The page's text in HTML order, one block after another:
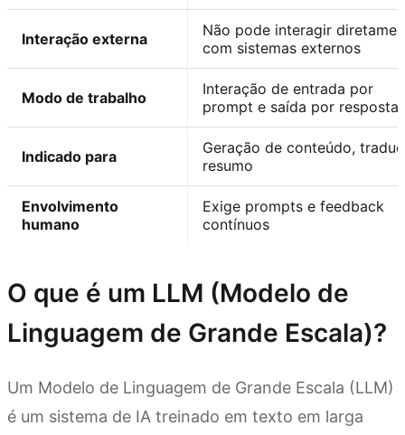
Interação externa
Não pode interagir
com sistemas externos
Modo de trabalho
Interação de entrada por
prompt e saída por resposta
Indicado para
Geração de conteúdo,
resumo
Envolvimento
humano
Exige prompts e feedback
contínuos
O que é um LLM (Modelo de
Linguagem de Grande Escala)?
Um Modelo de Linguagem de Grande Escala (LLM)
é um sistema de IA treinado em texto em larga